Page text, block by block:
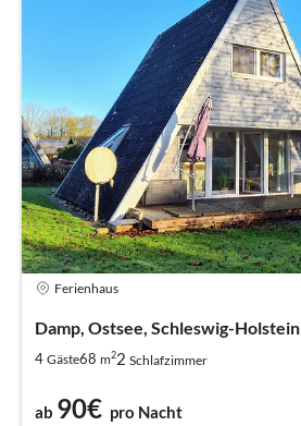
Ferienhaus
Damp, Ostsee, Schleswig-Holstein
4 Gäste68 m22 Schlafzimmer
ab 90€ pro Nacht